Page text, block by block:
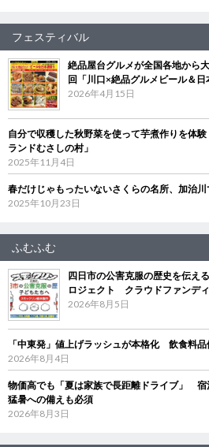
フェスティバル
絶品屋台グルメが全国各地から
回「川口×絶品グルメビール＆
2026年4月15日
自分で収穫した秋野菜を使って芋煮作りを体
ランドむさしの村」
2025年11月4日
春だけじゃもったいないさくらの名所、加治
2025年10月23日
ふむふむ
四日市の公害克服の歴史を伝え
ロジェクト クラウドファンデ
2026年8月5日
「中東発」値上げラッシュが本格化 飲食料
2026年8月4日
物価高でも「夏は家族で長距離ドライブ」 宿
猛暑への備えも必須
2026年8月3日